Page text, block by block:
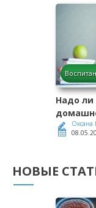
Надо ли
Оксана
НОВЫЕ